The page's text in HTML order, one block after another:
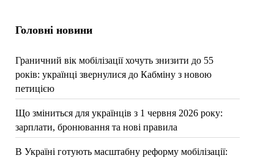
Головні новини
Граничний вік мобілізації хочуть знизити до 55
років: українці звернулися до Кабміну з новою
петицією
Що зміниться для українців з 1 червня 2026 року:
зарплати, бронювання та нові правила
В Україні готують масштабну реформу мобілізації: